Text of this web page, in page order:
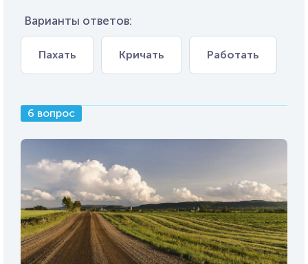
Варианты ответов:
Пахать Кричать Работать
6 вопрос